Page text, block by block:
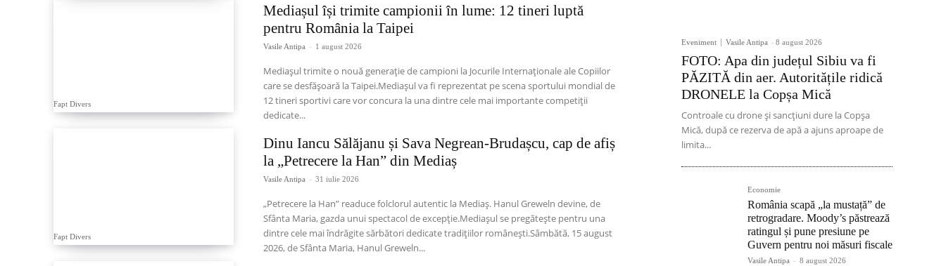
Fapt Divers
Mediașul își trimite campionii în lume: 12 tineri luptă
pentru România la Taipei
Vasile Antipa - 1 august 2026
Mediașul trimite o nouă generație de campioni la Jocurile Internaționale ale Copiilor
care se desfășoară la Taipei.Mediașul va fi reprezentat pe scena sportului mondial de
12 tineri sportivi care vor concura la una dintre cele mai importante competiții
dedicate...
Fapt Divers
Dinu Iancu Sălăjanu și Sava Negrean-Brudașcu, cap de afiș
la „Petrecere la Han” din Mediaș
Vasile Antipa - 31 iulie 2026
„Petrecere la Han” readuce folclorul autentic la Mediaș. Hanul Greweln devine, de
Sfânta Maria, gazda unui spectacol de excepție.Mediașul se pregătește pentru una
dintre cele mai îndrăgite sărbători dedicate tradițiilor românești.Sâmbătă, 15 august
2026, de Sfânta Maria, Hanul Greweln...
Eveniment Vasile Antipa - 8 august 2026
FOTO: Apa din județul Sibiu va fi
PĂZITĂ din aer. Autoritățile ridică
DRONELE la Copșa Mică
Controale cu drone și sancțiuni dure la Copșa
Mică, după ce rezerva de apă a ajuns aproape de
limita...
Economie
România scapă „la mustață” de
retrogradare. Moody’s păstrează
ratingul și pune presiune pe
Guvern pentru noi măsuri fiscale
Vasile Antipa - 8 august 2026